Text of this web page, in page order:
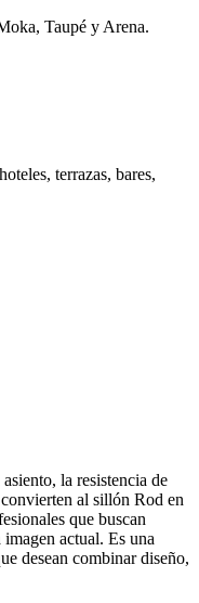
Taupé y Arena.
terrazas, bares,
la resistencia de
al sillón Rod en
que buscan
actual. Es una
desean combinar diseño,